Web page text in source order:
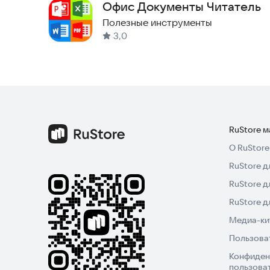
**********************
КЛЮЧЕВЫЕ ВОЗМОЖНОСТИ:
**********************
◆ КАЛЕНДАРЬ (ПЛАНИРОВАНИЕ ВРЕМЕНИ) ◆
— Календарь с перечнем совещаний – вторая
удобна для стратегического планирования
совещания, запланированные на текущий
нужное совещание и просмотреть его
◆ ОЗНАКОМЛЕНИЕ С СОВЕЩАНИЕМ И
— Приложение дает быстрый доступ к
календаря, можно прочитать повестку,
Офис Документы Читатель
Полезные инструменты
3,0
RuStore
О RuStore
RuStore
RuStore
RuStore
Медиа-